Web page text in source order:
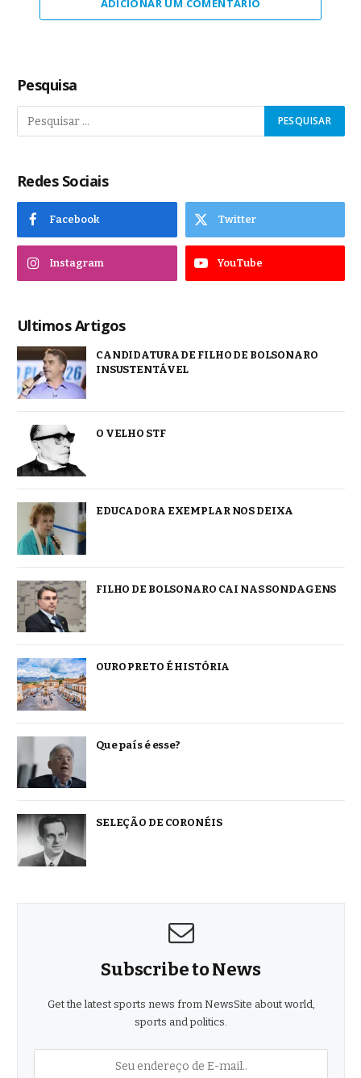
ADICIONAR UM COMENTÁRIO
Pesquisa
Redes Sociais
Facebook Twitter
Instagram YouTube
Ultimos Artigos
CANDIDATURA DE FILHO DE BOLSONARO
INSUSTENTÁVEL
O VELHO STF
EDUCADORA EXEMPLAR NOS DEIXA
FILHO DE BOLSONARO CAI NAS SONDAGENS
OURO PRETO É HISTÓRIA
Que país é esse?
SELEÇÃO DE CORONÉIS
Subscribe to News
Get the latest sports news from NewsSite about world,
sports and politics.